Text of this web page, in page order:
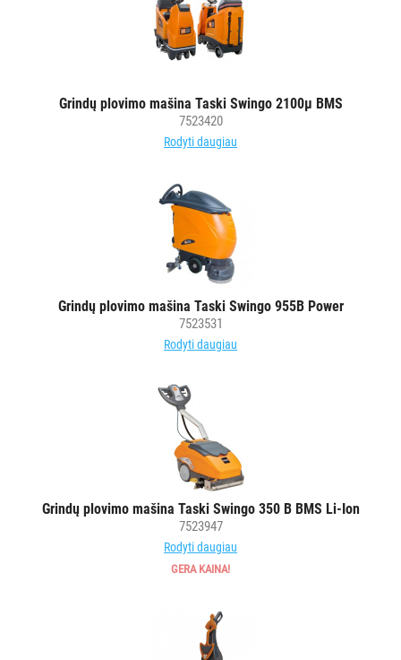
Grindų plovimo mašina Taski Swingo 2100µ BMS
7523420
Rodyti daugiau
Grindų plovimo mašina Taski Swingo 955B Power
7523531
Rodyti daugiau
Grindų plovimo mašina Taski Swingo 350 B BMS Li-Ion
7523947
Rodyti daugiau
GERA KAINA!